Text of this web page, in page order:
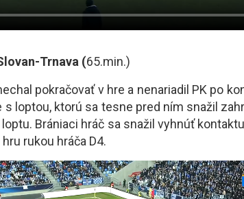
Trnava (65.min.)
pokračovať v hre a nenariadil PK po
loptou, ktorú sa tesne pred ním snažil
Brániaci hráč sa snažil vyhnúť
rukou hráča D4.